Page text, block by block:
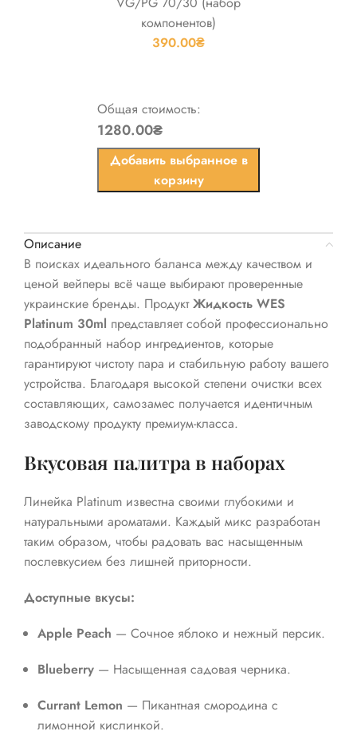
компонентов)
390.00₴
Общая стоимость:
1280.00₴
Добавить выбранное в
корзину
Описание
В поисках идеального баланса между качеством и
ценой вейперы всё чаще выбирают проверенные
украинские бренды. ПродуктЖидкость WES
Platinum 30ml представляет собой профессионально
подобранный набор ингредиентов, которые
гарантируют чистоту пара и стабильную работу вашего
устройства. Благодаря высокой степени очистки всех
составляющих, самозамес получается идентичным
заводскому продукту премиум-класса.
Вкусовая палитра в наборах
Линейка Platinum известна своими глубокими и
натуральными ароматами. Каждый микс разработан
таким образом, чтобы радовать вас насыщенным
послевкусием без лишней приторности.
Доступные вкусы:
Apple Peach — Сочное яблоко и нежный персик.
Blueberry — Насыщенная садовая черника.
Currant Lemon — Пикантная смородина с
лимонной кислинкой.